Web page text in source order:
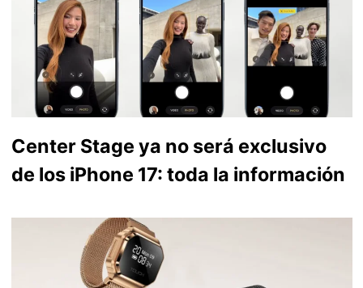
Center Stage ya no será exclusivo
de los iPhone 17: toda la información